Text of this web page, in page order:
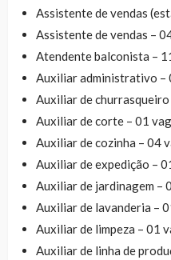
Assistente de vendas
Assistente de vendas –
Atendente balconista –
Auxiliar administrativo –
Auxiliar de churrasqueiro
Auxiliar de corte – 01
Auxiliar de cozinha – 04
Auxiliar de expedição –
Auxiliar de jardinagem –
Auxiliar de lavanderia –
Auxiliar de limpeza – 01
Auxiliar de linha de